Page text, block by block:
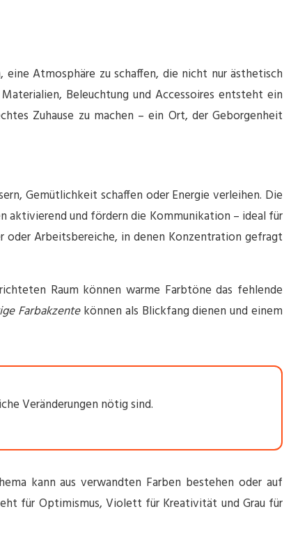
Atmosphäre zu schaffen, die nicht nur ästhetisch
Beleuchtung und Accessoires entsteht ein
Zuhause zu machen – ein Ort, der Geborgenheit
Gemütlichkeit schaffen oder Energie verleihen. Die
aktivierend und fördern die Kommunikation – ideal für
oder Arbeitsbereiche, in denen Konzentration gefragt
Raum können warme Farbtöne das fehlende
Farbakzentekönnen als Blickfang dienen und einem
Veränderungen nötig sind.
kann aus verwandten Farben bestehen oder auf
für Optimismus, Violett für Kreativität und Grau für